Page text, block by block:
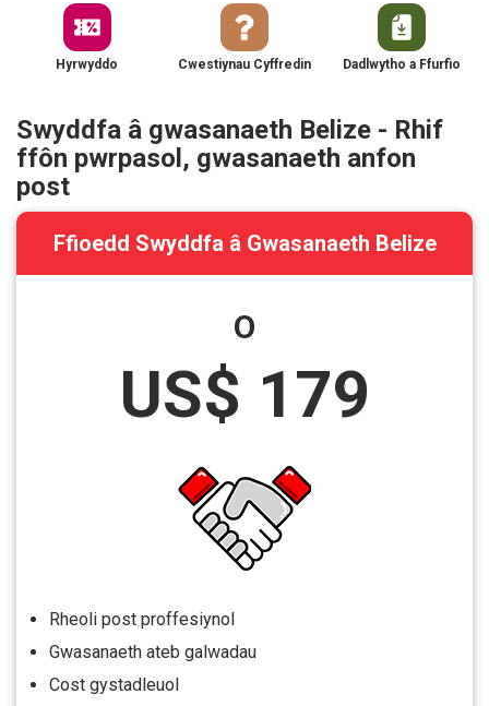
Hyrwyddo Cwestiynau Cyffredin Dadlwytho a Ffurfio
Swyddfa â gwasanaeth Belize - Rhif
ffôn pwrpasol, gwasanaeth anfon
post
Ffioedd Swyddfa â Gwasanaeth Belize
O
US$ 179
Rheoli post proffesiynol
Gwasanaeth ateb galwadau
Cost gystadleuol